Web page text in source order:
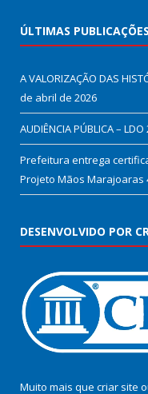
ÚLTIMAS PUBLICAÇÕES
A VALORIZAÇÃO DAS
de abril de 2026
AUDIÊNCIA PÚBLICA – LDO
Prefeitura entrega
Projeto Mãos Marajoaras
DESENVOLVIDO POR
Muito mais que criar site